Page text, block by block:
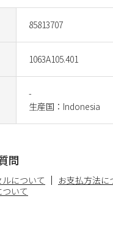
85813707
1063A105.401
-
生産国：Indonesia
問
について お支払方法に
いて